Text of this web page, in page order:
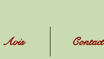
Avis Contact